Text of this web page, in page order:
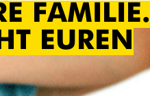
FAMILIE.
EUREN